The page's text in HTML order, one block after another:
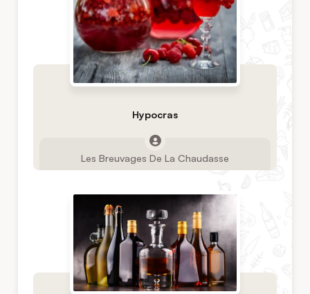
Hypocras
Les Breuvages De La Chaudasse